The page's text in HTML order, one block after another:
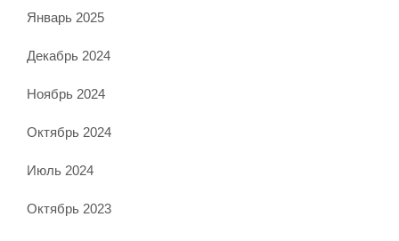
Январь 2025
Декабрь 2024
Ноябрь 2024
Октябрь 2024
Июль 2024
Октябрь 2023